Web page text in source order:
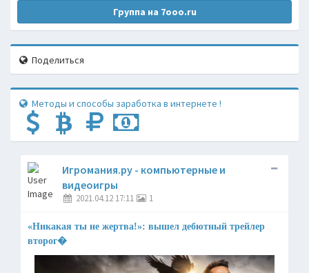
Группа на 7ooo.ru
Поделиться
Методы и способы заработка в интернете !
Игромания.ру - компьютерные и
видеоигры
2021.04.12 17:11 1
«Никакая ты не жертва!»: вышел дебютный трейлер
второг�